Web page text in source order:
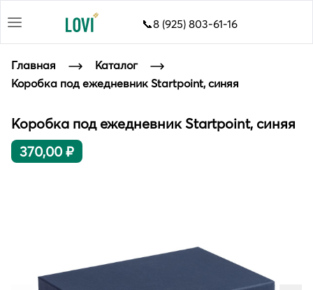
📞8 (925) 803-61-16
Главная
Каталог
Коробка под ежедневник Startpoint, синяя
Коробка под ежедневник Startpoint, синяя
370,00 ₽